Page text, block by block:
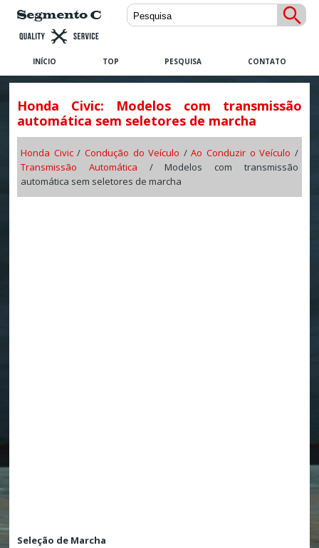
INÍCIO TOP PESQUISA CONTATO
Honda Civic: Modelos com transmissão
automática sem seletores de marcha
Honda Civic/ Condução do Veículo /Ao Conduzir o Veículo /
Transmissão Automática / Modelos com transmissão
automática sem seletores de marcha
Seleção de Marcha